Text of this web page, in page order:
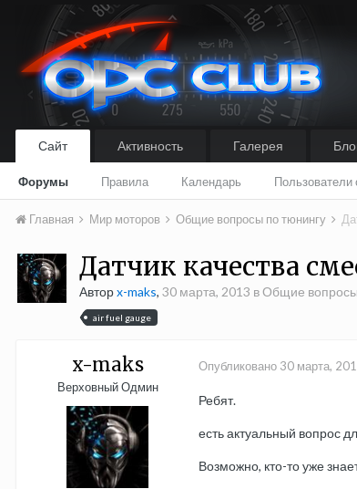
Сайт
Форумы Правила Календарь Пользователи
Активность Галерея
Главная Мир моторов Общие вопросы по тюнингу
Датчик качества
Авторx-maks, 30 марта, 2013 вОбщие
air fuel gauge
x-maks
Верховный Одмин
Опубликовано 30 марта,
Ребят.
есть актуальный вопрос
Возможно, кто-то уже